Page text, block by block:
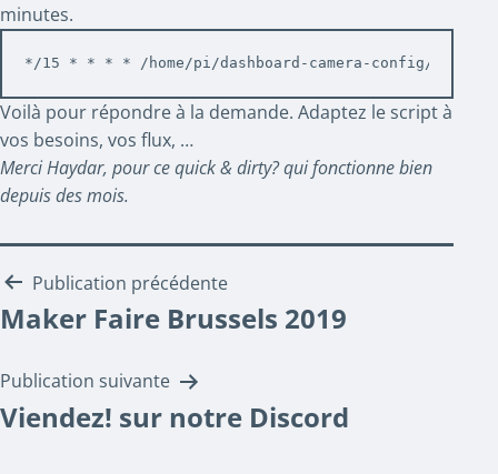
minutes.
*/15 * * * * /home/pi/dashboard-camera-config/
Voilà pour répondre à la demande. Adaptez le script à
vos besoins, vos flux, …
Merci Haydar, pour ce quick & dirty? qui fonctionne bien
depuis des mois.
Navigation
de
l’article
Publication précédente
Maker Faire Brussels 2019
Publication suivante
Viendez! sur notre Discord